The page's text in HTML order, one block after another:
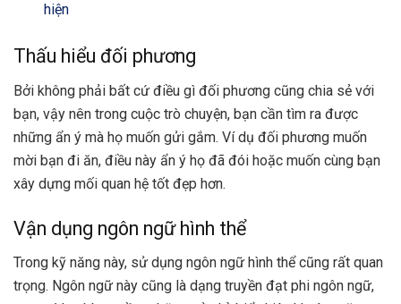
hiện
Thấu hiểu đối phương
Bởi không phải bất cứ điều gì đối phương cũng chia sẻ với
bạn, vậy nên trong cuộc trò chuyện, bạn cần tìm ra được
những ẩn ý mà họ muốn gửi gắm. Ví dụ đối phương muốn
mời bạn đi ăn, điều này ẩn ý họ đã đói hoặc muốn cùng bạn
xây dựng mối quan hệ tốt đẹp hơn.
Vận dụng ngôn ngữ hình thể
Trong kỹ năng này, sử dụng ngôn ngữ hình thể cũng rất quan
trọng. Ngôn ngữ này cũng là dạng truyền đạt phi ngôn ngữ,